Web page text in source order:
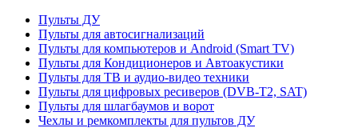
Пульты ДУ
Пульты для автосигнализаций
Пульты для компьютеров и Android (Smart TV)
Пульты для Кондиционеров и Автоакустики
Пульты для ТВ и аудио-видео техники
Пульты для цифровых ресиверов (DVB-T2, SAT)
Пульты для шлагбаумов и ворот
Чехлы и ремкомплекты для пультов ДУ